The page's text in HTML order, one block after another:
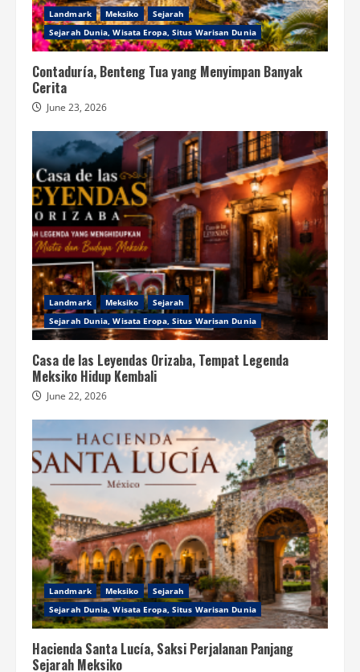
Landmark Meksiko
Sejarah
Sejarah Dunia, Wisata Eropa, Situs Warisan Dunia
Contaduría, Benteng Tua yang Menyimpan Banyak
Cerita
June 23, 2026
Landmark Meksiko
Sejarah
Sejarah Dunia, Wisata Eropa, Situs Warisan Dunia
Casa de las Leyendas Orizaba, Tempat Legenda
Meksiko Hidup Kembali
June 22, 2026
Landmark Meksiko
Sejarah
Sejarah Dunia, Wisata Eropa, Situs Warisan Dunia
Hacienda Santa Lucía, Saksi Perjalanan Panjang
Sejarah Meksiko